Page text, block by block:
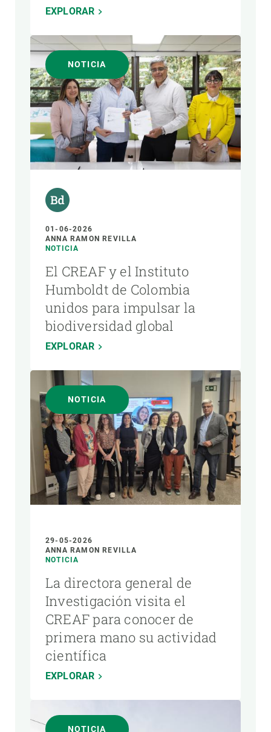
EXPLORAR
NOTICIA
01-06-2026
ANNA RAMON REVILLA
NOTICIA
El CREAF y el Instituto
Humboldt de Colombia
unidos para impulsar la
biodiversidad global
EXPLORAR
NOTICIA
29-05-2026
ANNA RAMON REVILLA
NOTICIA
La directora general de
Investigación visita el
CREAF para conocer de
primera mano su actividad
científica
EXPLORAR
NOTICIA